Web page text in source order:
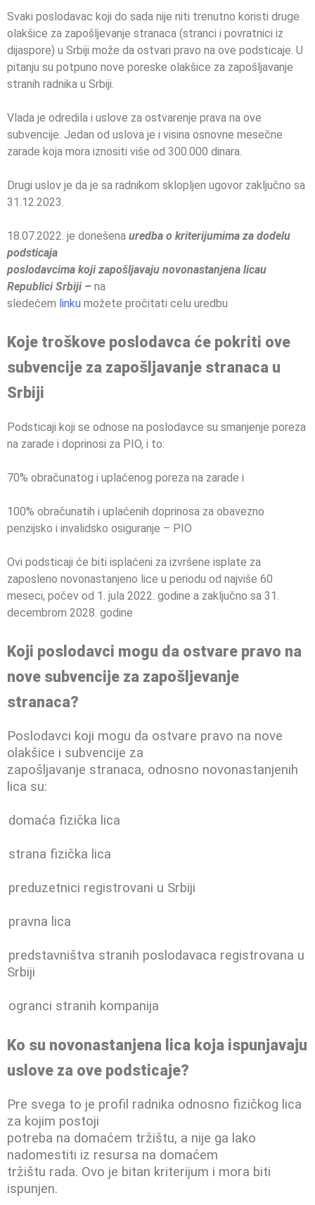
Svaki poslodavac koji do sada nije niti trenutno koristi druge
olakšice za zapošljevanje stranaca (stranci i povratnici iz
dijaspore) u Srbiji može da ostvari pravo na ove podsticaje. U
pitanju su potpuno nove poreske olakšice za zapošljavanje
stranih radnika u Srbiji.
Vlada je odredila i uslove za ostvarenje prava na ove
subvencije. Jedan od uslova je i visina osnovne mesečne
zarade koja mora iznositi više od 300.000 dinara.
Drugi uslov je da je sa radnikom sklopljen ugovor zaključno sa
31.12.2023.
18.07.2022. je donešena uredba o kriterijumima za dodelu
podsticaja
poslodavcima koji zapošljavaju novonastanjena licau
Republici Srbiji – na
sledećem linku možete pročitati celu uredbu
Koje troškove poslodavca će pokriti ove
subvencije za zapošljavanje stranaca u
Srbiji
Podsticaji koji se odnose na poslodavce su smanjenje poreza
na zarade i doprinosi za PIO, i to:
70% obračunatog i uplaćenog poreza na zarade i
100% obračunatih i uplaćenih doprinosa za obavezno
penzijsko i invalidsko osiguranje – PIO
Ovi podsticaji će biti isplaćeni za izvršene isplate za
zaposleno novonastanjeno lice u periodu od najviše 60
meseci, počev od 1. jula 2022. godine a zaključno sa 31.
decembrom 2028. godine
Koji poslodavci mogu da ostvare pravo na
nove subvencije za zapošljevanje
stranaca?
Poslodavci koji mogu da ostvare pravo na nove
olakšice i subvencije za
zapošljavanje stranaca, odnosno novonastanjenih
lica su:
domaća fizička lica
strana fizička lica
preduzetnici registrovani u Srbiji
pravna lica
predstavništva stranih poslodavaca registrovana u
Srbiji
ogranci stranih kompanija
Ko su novonastanjena lica koja ispunjavaju
uslove za ove podsticaje?
Pre svega to je profil radnika odnosno fizičkog lica
za kojim postoji
potreba na domaćem tržištu, a nije ga lako
nadomestiti iz resursa na domaćem
tržištu rada. Ovo je bitan kriterijum i mora biti
ispunjen.